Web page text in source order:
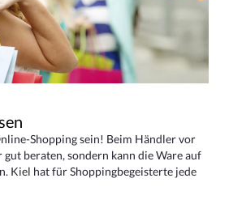
Shopping sein! Beim Händler vor
beraten, sondern kann die Ware auf
Kiel hat für Shoppingbegeisterte jede